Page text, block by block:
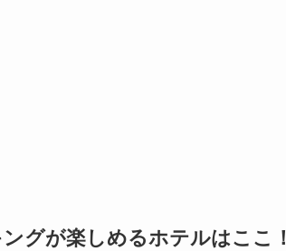
グが楽しめるホテルはここ！